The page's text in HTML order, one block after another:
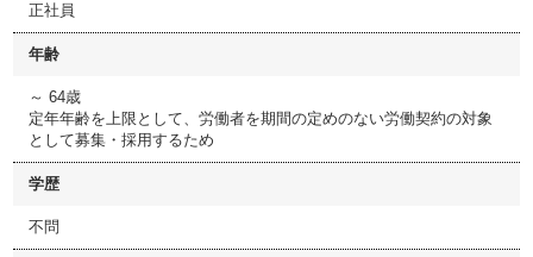
正社員
年齢
～ 64歳
定年年齢を上限として、労働者を期間の定めのない労働契約の対象
として募集・採用するため
学歴
不問